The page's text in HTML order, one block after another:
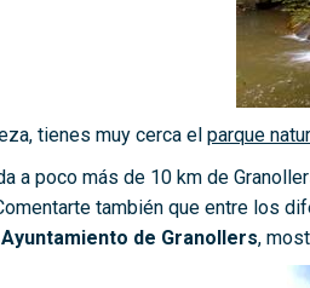
tienes muy cerca el parque
a poco más de 10 km de
también que entre los
Ayuntamiento de Granollers,